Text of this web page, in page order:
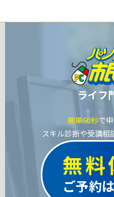
ライフ
簡単60秒で
スキル診断や受講相
無料
ご予約